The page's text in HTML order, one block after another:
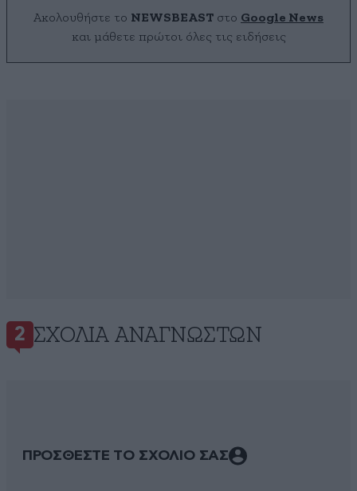
Ακολουθήστε το NEWSBEAST στο Google News
και μάθετε πρώτοι όλες τις ειδήσεις
2 ΣΧΌΛΙΑ ΑΝΑΓΝΩΣΤΏΝ
ΠΡΟΣΘΕΣΤΕ ΤΟ ΣΧΟΛΙΟ ΣΑΣ